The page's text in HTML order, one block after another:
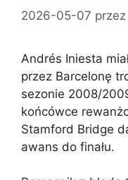
2026-05-07 przez
Andrés Iniesta
przez Barcelonę
sezonie 2008/
końcówce
Stamford Bridge
awans do finału.